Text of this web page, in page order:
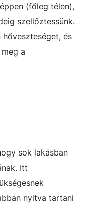
(főleg télen),
szellőztessünk.
és
a
sok lakásban
Itt
nyitva tartani